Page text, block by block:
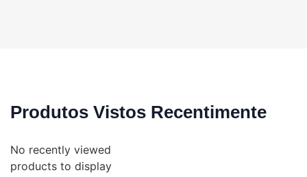
Produtos Vistos Recentimente
No recently viewed
products to display